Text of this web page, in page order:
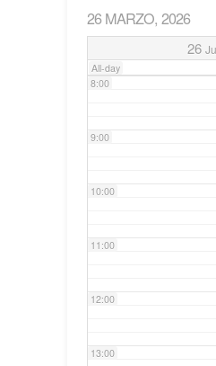
26 MARZO, 2026
26
All-day
7:00
8:00
9:00
10:00
11:00
12:00
13:00